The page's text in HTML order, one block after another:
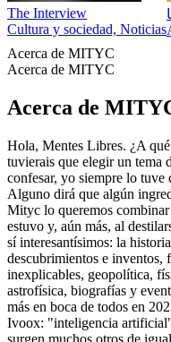
The Interview
Cultura y sociedad, Noticias
Acerca de MITYC
Acerca de MITYC
Acerca de
Hola, Mentes Libres. ¿A
tuvierais que elegir un tema
confesar, yo siempre lo
Alguno dirá que algún
Mityc lo queremos
estuvo y, aún más, al
sí interesantísimos: la
descubrimientos e inventos,
inexplicables, geopolítica,
astrofísica, biografías y
más en boca de todos en
Ivoox: "inteligencia
surgen muchos otros de